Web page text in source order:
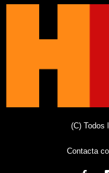
(C) Todos
Contacta